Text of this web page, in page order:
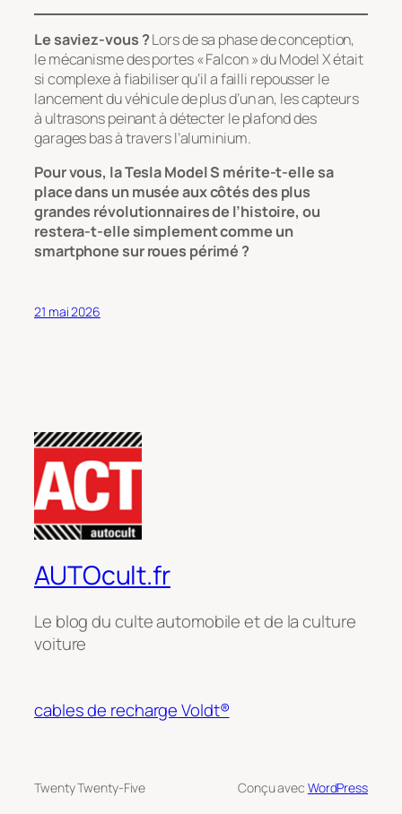
Le saviez-vous ?Lors de sa phase de conception,
le mécanisme des portes « Falcon » du Model X était
si complexe à fiabiliser qu’il a failli repousser le
lancement du véhicule de plus d’un an, les capteurs
à ultrasons peinant à détecter le plafond des
garages bas à travers l’aluminium.
Pour vous, la Tesla Model S mérite-t-elle sa
place dans un musée aux côtés des plus
grandes révolutionnaires de l’histoire, ou
restera-t-elle simplement comme un
smartphone sur roues périmé ?
21 mai 2026
AUTOcult.fr
Le blog du culte automobile et de la culture
voiture
cables de recharge Voldt®
Twenty Twenty-Five Conçu avec WordPress